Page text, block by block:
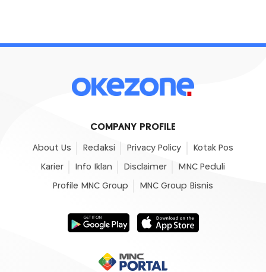
COMPANY PROFILE
About Us Redaksi Privacy Policy Kotak Pos
Karier Info Iklan Disclaimer MNC Peduli
Profile MNC Group MNC Group Bisnis